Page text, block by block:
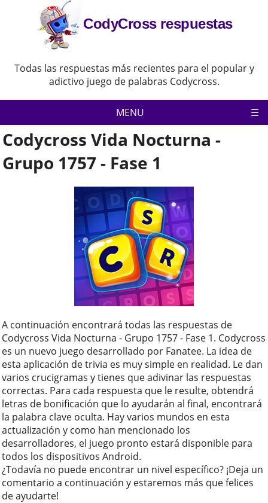
CodyCross respuestas
Todas las respuestas más recientes para el popular y
adictivo juego de palabras Codycross.
MENU
Codycross Política de privacidad
Descargo de responsabilidad
Contacta con nosotras
Codycross Vida Nocturna -
Grupo 1757 - Fase 1
A continuación encontrará todas las respuestas de
Codycross Vida Nocturna - Grupo 1757 - Fase 1. Codycross
es un nuevo juego desarrollado por Fanatee. La idea de
esta aplicación de trivia es muy simple en realidad. Le dan
varios crucigramas y tienes que adivinar las respuestas
correctas. Para cada respuesta que le resulte, obtendrá
letras de bonificación que lo ayudarán al final, encontrará
la palabra clave oculta. Hay varios mundos en esta
actualización y como han mencionado los
desarrolladores, el juego pronto estará disponible para
todos los dispositivos Android.
¿Todavía no puede encontrar un nivel específico? ¡Deja un
comentario a continuación y estaremos más que felices
de ayudarte!